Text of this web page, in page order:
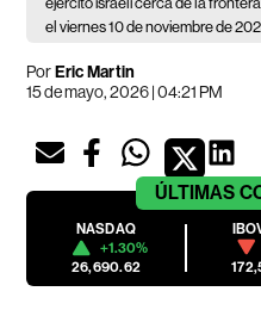
el viernes 10 de noviembre de
PorEric Martin
15 de mayo, 2026 | 04:21 PM
ÚLTIMAS
NASDAQ
+1.30%
26,690.62